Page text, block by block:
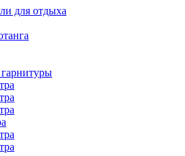
для отдыха